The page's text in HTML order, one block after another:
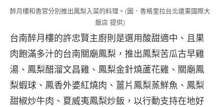
醉月樓和香宮分別推出鳳梨入菜的料理。(圖．香格里拉台北遠東國際大
飯店 提供)
台南醉月樓的許忠賢主廚則是選用酸甜適中、且果
肉飽滿多汁的台南關廟鳳梨，推出鳳梨苦瓜古早雞
湯、鳳梨醋溜文昌雞、鳳梨金針燒蘆花雞、關廟鳳
梨蝦球、鳳香外婆紅燒肉、薑片鳳梨蒸鮮魚、鳳梨
甜椒炒牛肉、夏威夷鳳梨炒飯，以行動支持在地好